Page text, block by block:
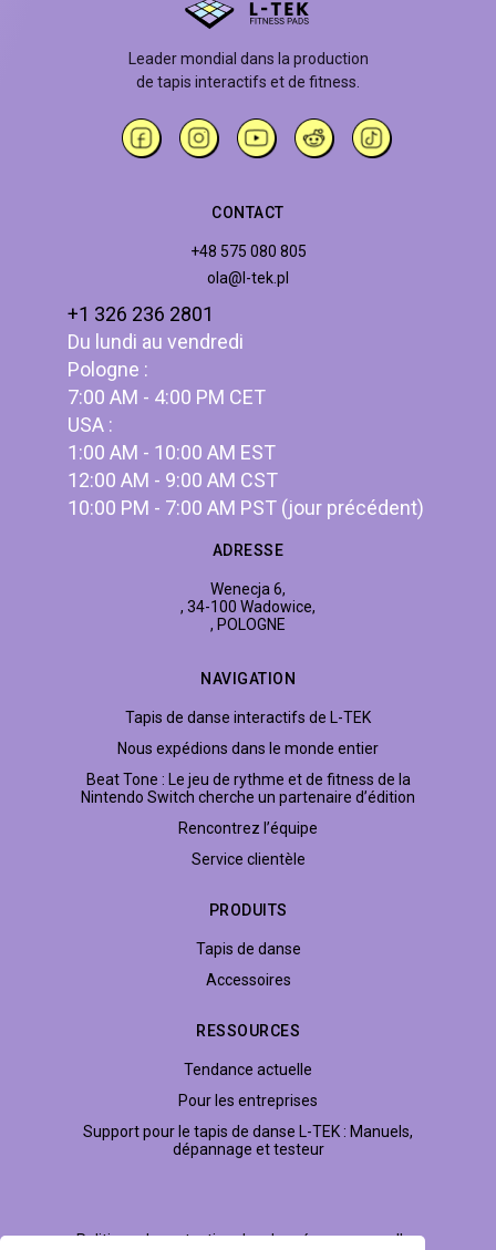
Leader mondial dans la production
de tapis interactifs et de fitness.
CONTACT
+48 575 080 805
ola@l-tek.pl
+1 326 236 2801
Du lundi au vendredi
Pologne :
7:00 AM - 4:00 PM CET
USA :
1:00 AM - 10:00 AM EST
12:00 AM - 9:00 AM CST
10:00 PM - 7:00 AM PST (jour précédent)
ADRESSE
Wenecja 6,
, 34-100 Wadowice,
, POLOGNE
NAVIGATION
Tapis de danse interactifs de L-TEK
Nous expédions dans le monde entier
Beat Tone : Le jeu de rythme et de fitness de la
Nintendo Switch cherche un partenaire d’édition
Rencontrez l’équipe
Service clientèle
PRODUITS
Tapis de danse
Accessoires
RESSOURCES
Tendance actuelle
Pour les entreprises
Support pour le tapis de danse L-TEK : Manuels,
dépannage et testeur
Politique de protection des données personnelles